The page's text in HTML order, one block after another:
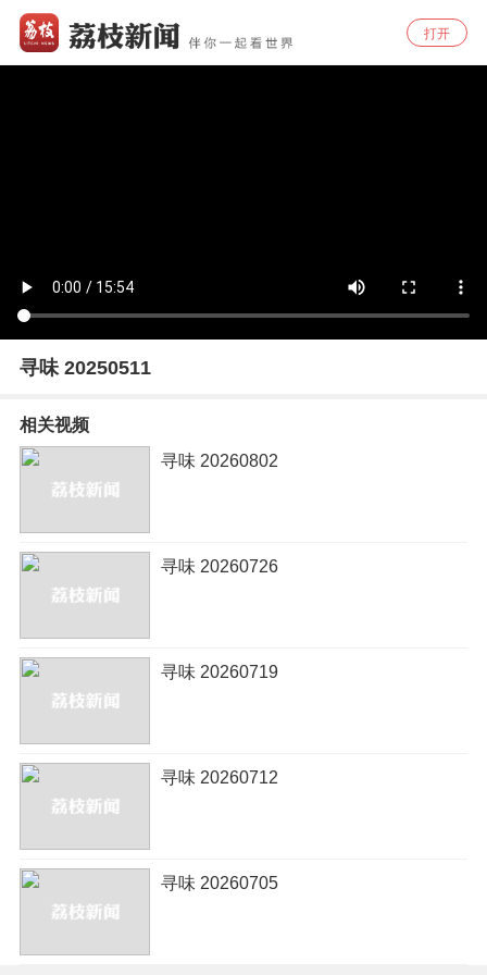
打开
寻味 20250511
相关视频
寻味 20260802
寻味 20260726
寻味 20260719
寻味 20260712
寻味 20260705